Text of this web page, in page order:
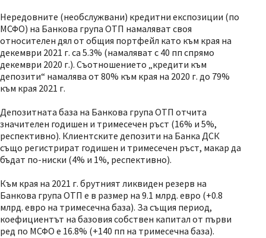
Нередовните (необслужвани) кредитни експозиции (по
МСФО) на Банкова група ОТП намаляват своя
относителен дял от общия портфейл като към края на
декември 2021 г. са 5.3% (намаляват с 40 пп спрямо
декември 2020 г.). Съотношението „кредити към
депозити“ намалява от 80% към края на 2020 г. до 79%
към края 2021 г.
Депозитната база на Банкова група ОТП отчита
значителен годишен и тримесечен ръст (16% и 5%,
респективно). Клиентските депозити на Банка ДСК
също регистрират годишен и тримесечен ръст, макар да
бъдат по-ниски (4% и 1%, респективно).
Към края на 2021 г. брутният ликвиден резерв на
Банкова група ОТП е в размер на 9.1 млрд. евро (+0.8
млрд. евро на тримесечна база). За същия период,
коефициентът на базовия собствен капитал от първи
ред по МСФО е 16.8% (+140 пп на тримесечна база).